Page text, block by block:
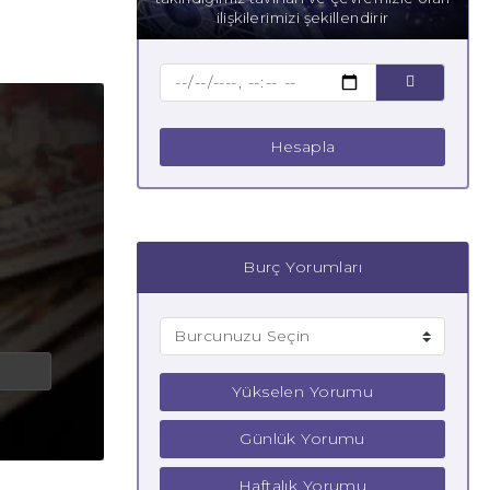
ilişkilerimizi şekillendirir
Hesapla
Burç Yorumları
Yükselen Yorumu
Günlük Yorumu
Haftalık Yorumu